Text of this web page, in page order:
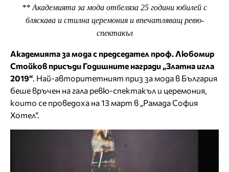
** Академията за мода отбеляза 25 години юбилей с
бляскава и стилна церемония и впечатляващ ревю-
спектакъл
Академията за мода с председател проф. Любомир
Стойков присъди Годишните награди „Златна игла
2019“ . Най-авторитетният приз за мода в България
беше връчен на гала ревю-спектакъл и церемония,
които се проведоха на 13 март в „Рамада София
Хотел“.